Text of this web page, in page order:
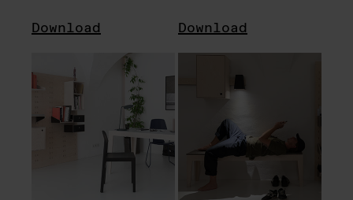
Download Download